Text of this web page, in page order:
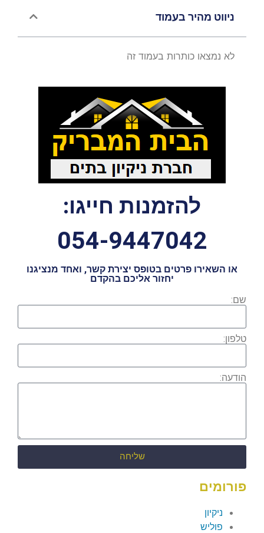
ניווט מהיר בעמוד
לא נמצאו כותרות בעמוד זה
להזמנות חייגו:
054-9447042
או השאירו פרטים בטופס יצירת קשר, ואחד מנציגנו
יחזור אליכם בהקדם
שם:
טלפון:
הודעה:
שליחה
פורומים
ניקיון
פוליש